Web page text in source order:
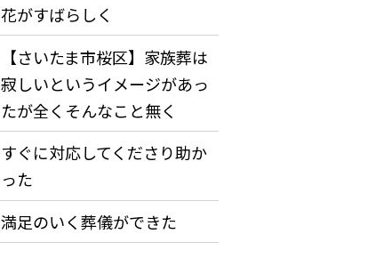
花がすばらしく
【さいたま市桜区】家族葬は
寂しいというイメージがあっ
たが全くそんなこと無く
すぐに対応してくださり助か
った
満足のいく葬儀ができた